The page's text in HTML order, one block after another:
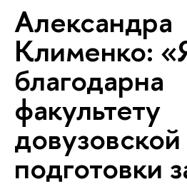
Александра
Клименко:
благодарна
факультету
довузовской
подготовки